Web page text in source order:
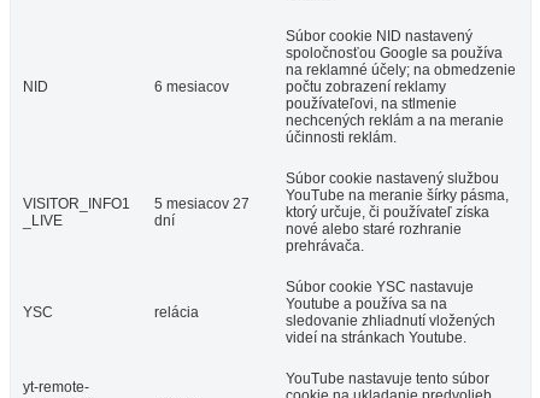
NID 6 mesiacov
Súbor cookie NID nastavený
spoločnosťou Google sa používa
na reklamné účely; na obmedzenie
počtu zobrazení reklamy
používateľovi, na stlmenie
nechcených reklám a na meranie
účinnosti reklám.
VISITOR_INFO1
_LIVE
5 mesiacov 27
dní
Súbor cookie nastavený službou
YouTube na meranie šírky pásma,
ktorý určuje, či používateľ získa
nové alebo staré rozhranie
prehrávača.
YSC relácia
Súbor cookie YSC nastavuje
Youtube a používa sa na
sledovanie zhliadnutí vložených
videí na stránkach Youtube.
yt-remote-
YouTube nastavuje tento súbor